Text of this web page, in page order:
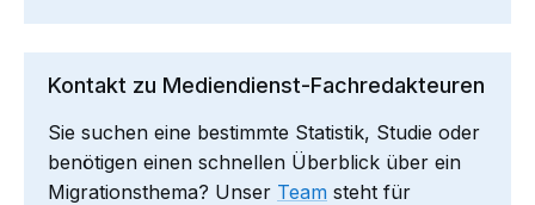
Kontakt zu Mediendienst-Fachredakteuren
Sie suchen eine bestimmte Statistik, Studie oder
benötigen einen schnellen Überblick über ein
Migrationsthema? Unser Team steht für